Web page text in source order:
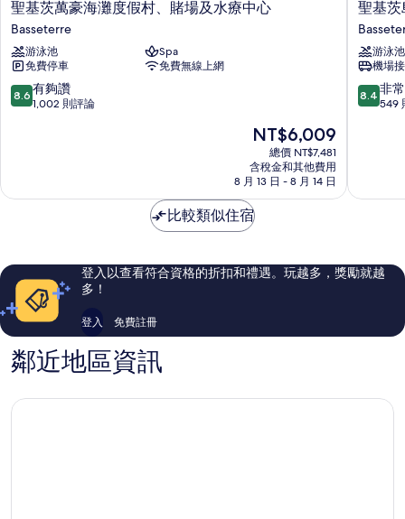
聖
基
茨
萬
豪
海
灘
及
心
Basseterre
聖基茨萬豪海灘度假村、賭場及水療中心
Basseterre
游泳池
Spa
免費停車
免費無線上網
8.6
分，
夠
評
論
8.6 有夠讚
1,002 則評論
現
價
格
為
NT$6,009
NT$6,009
總價 NT$7,481
含稅金和其他費用
8 月 13 日 - 8 月 14 日
聖
基
茨
島
基
歐
渡
頓
系
列
聖基
游泳池
機場
8.4
分，
常
評
論
8.4 非
549
比較類似住宿
登入以查看符合資格的折扣和禮遇。玩越多，獎勵就越
多！
登入 免費註冊
鄰近地區資訊